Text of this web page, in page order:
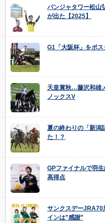
パンジャタワー松山
が出た【2025】
G1「大阪杯」をポ
天皇賞秋…藤沢和雄
ノックスV
夏の終わりの「新潟
た！？
GPファイナルで羽
高得点
サンクスデーJRA70
インは”感謝”